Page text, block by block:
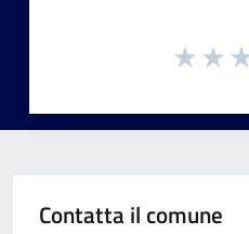
Contatta il comune